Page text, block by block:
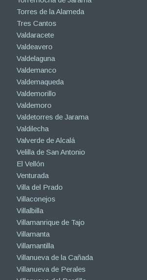
Torres de la Alameda
Tres Cantos
Valdaracete
Valdeavero
Valdelaguna
Valdemanco
Valdemaqueda
Valdemorillo
Valdemoro
Valdetorres de Jarama
Valdilecha
Valverde de Alcalá
Velilla de San Antonio
El Vellón
Venturada
Villa del Prado
Villaconejos
Villalbilla
Villamanrique de Tajo
Villamanta
Villamantilla
Villanueva de la Cañada
Villanueva de Perales